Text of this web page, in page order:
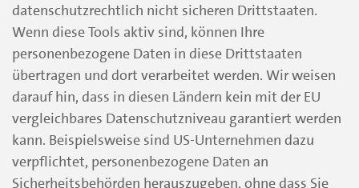
datenschutzrechtlich nicht sicheren Drittstaaten.
Wenn diese Tools aktiv sind, können Ihre
personenbezogene Daten in diese Drittstaaten
übertragen und dort verarbeitet werden. Wir weisen
darauf hin, dass in diesen Ländern kein mit der EU
vergleichbares Datenschutzniveau garantiert werden
kann. Beispielsweise sind US-Unternehmen dazu
verpflichtet, personenbezogene Daten an
Sicherheitsbehörden herauszugeben, ohne dass Sie